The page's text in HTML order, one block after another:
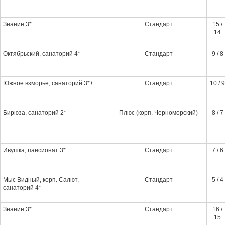
Знание 3* Стандарт
15 /
14
Октябрьский, санаторий 4* Стандарт 9 / 8
Южное взморье, санаторий 3*+ Стандарт 10 / 9
Бирюза, санаторий 2* Плюс (корп. Черноморский) 8 / 7
Ивушка, пансионат 3* Стандарт 7 / 6
Мыс Видный, корп. Салют,
санаторий 4*
Стандарт 5 / 4
Знание 3* Стандарт
16 /
15